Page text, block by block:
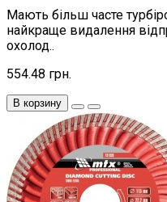
Мають більш часте
найкраще видалення
охолод..
554.48 грн.
В корзину